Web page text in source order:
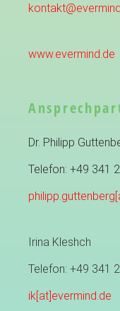
www.evermind.de
Dr. Philipp
Telefon: +49 341
Irina Kleshch
Telefon: +49 341
ik[at]evermind.de